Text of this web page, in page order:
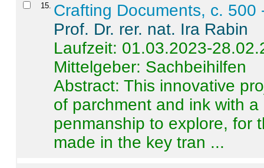
15 Crafting Documents, c. 500
Prof. Dr. rer. nat. Ira Rabin
Laufzeit: 01.03.2023-
Mittelgeber: Sachbeihilfen
Abstract:This innovative
of parchment and ink with
penmanship to explore, for
made in the key tran ...